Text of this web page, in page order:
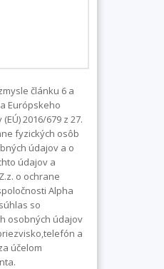
článku 6 a
Európskeho
2016/679 z 27.
fyzických osôb
údajov a o
údajov a
o ochrane
Alpha
so
osobných údajov
a
účelom